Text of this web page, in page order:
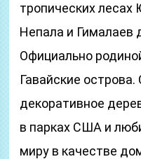
тропических лесах
Непала и Гималаев
Официально
Гавайские острова.
декоративное
в парках США и
миру в качестве